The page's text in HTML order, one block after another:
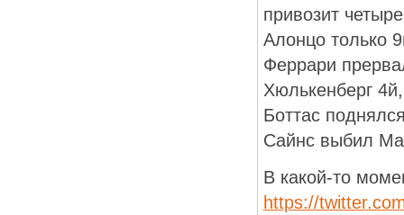
привозит
Алонцо только
Феррари
Хюлькенберг
Боттас
Сайнс выбил
В какой-то
https://